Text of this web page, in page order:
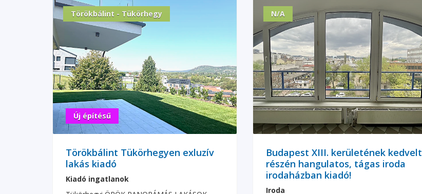
Törökbálint - Tükörhegy
Új építésű
Törökbálint Tükörhegyen exluzív
lakás kiadó
Kiadó ingatlanok
N/A
Budapest XIII. kerületének kedvelt
részén hangulatos, tágas iroda
irodaházban kiadó!
Iroda